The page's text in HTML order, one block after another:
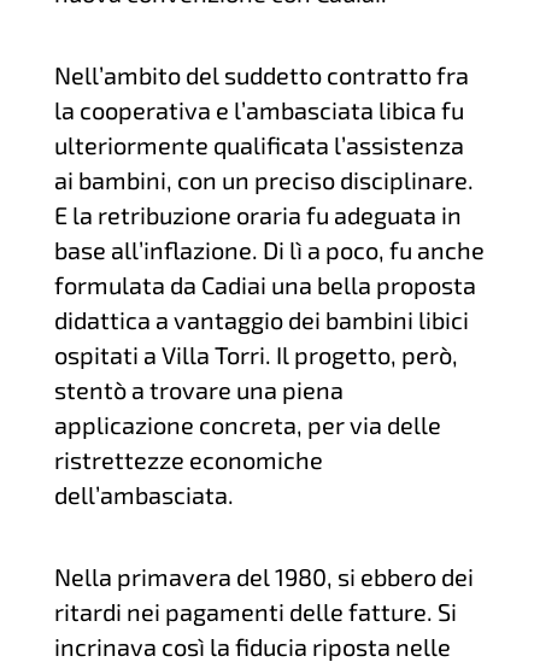
Nell’ambito del suddetto contratto fra
la cooperativa e l’ambasciata libica fu
ulteriormente qualificata l’assistenza
ai bambini, con un preciso disciplinare.
E la retribuzione oraria fu adeguata in
base all’inflazione. Di lì a poco, fu anche
formulata da Cadiai una bella proposta
didattica a vantaggio dei bambini libici
ospitati a Villa Torri. Il progetto, però,
stentò a trovare una piena
applicazione concreta, per via delle
ristrettezze economiche
dell’ambasciata.
Nella primavera del 1980, si ebbero dei
ritardi nei pagamenti delle fatture. Si
incrinava così la fiducia riposta nelle